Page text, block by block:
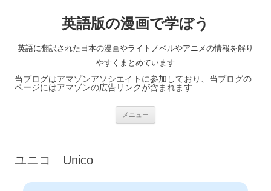
英語版の漫画で学ぼう
英語に翻訳された日本の漫画やライトノベルやアニメの情報を解り
やすくまとめています
当ブログはアマゾンアソシエイトに参加しており、当ブログの
ページにはアマゾンの広告リンクが含まれます
メニュー
ユニコ Unico